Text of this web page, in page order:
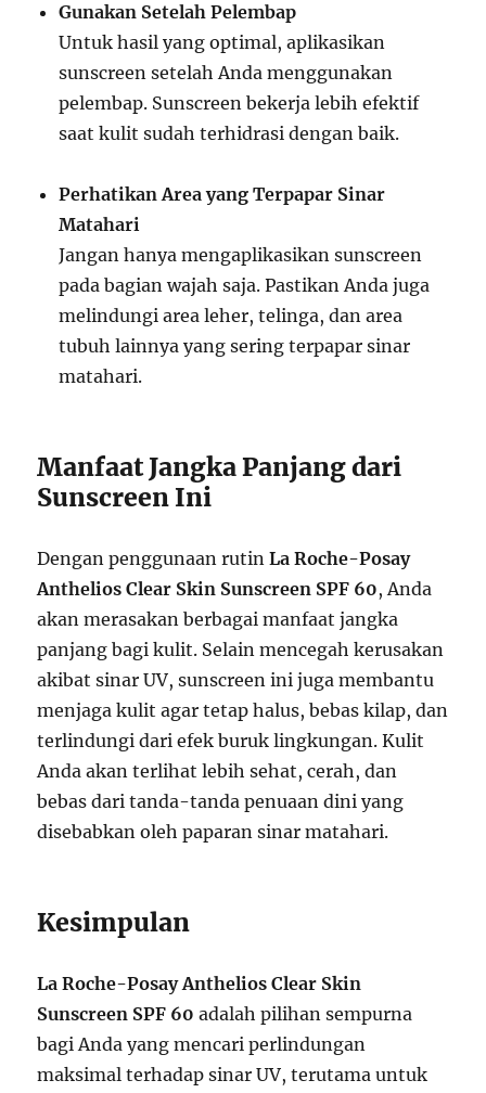
Gunakan Setelah Pelembap
Untuk hasil yang optimal, aplikasikan
sunscreen setelah Anda menggunakan
pelembap. Sunscreen bekerja lebih efektif
saat kulit sudah terhidrasi dengan baik.
Perhatikan Area yang Terpapar Sinar
Matahari
Jangan hanya mengaplikasikan sunscreen
pada bagian wajah saja. Pastikan Anda juga
melindungi area leher, telinga, dan area
tubuh lainnya yang sering terpapar sinar
matahari.
Manfaat Jangka Panjang dari
Sunscreen Ini
Dengan penggunaan rutinLa Roche-Posay
Anthelios Clear Skin Sunscreen SPF 60, Anda
akan merasakan berbagai manfaat jangka
panjang bagi kulit. Selain mencegah kerusakan
akibat sinar UV, sunscreen ini juga membantu
menjaga kulit agar tetap halus, bebas kilap, dan
terlindungi dari efek buruk lingkungan. Kulit
Anda akan terlihat lebih sehat, cerah, dan
bebas dari tanda-tanda penuaan dini yang
disebabkan oleh paparan sinar matahari.
Kesimpulan
La Roche-Posay Anthelios Clear Skin
Sunscreen SPF 60 adalah pilihan sempurna
bagi Anda yang mencari perlindungan
maksimal terhadap sinar UV, terutama untuk